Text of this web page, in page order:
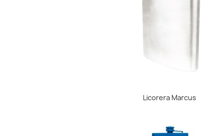
Vista rápida
Licorera Marcus